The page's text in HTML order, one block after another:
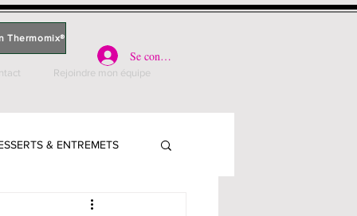
Thermomix®
Se connecter
Rejoindre mon équipe
& ENTREMETS